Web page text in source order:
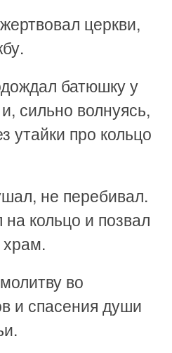
церкви,
батюшку у
сильно волнуясь,
утайки про кольцо
не перебивал.
кольцо и позвал
храм.
во
и спасения души